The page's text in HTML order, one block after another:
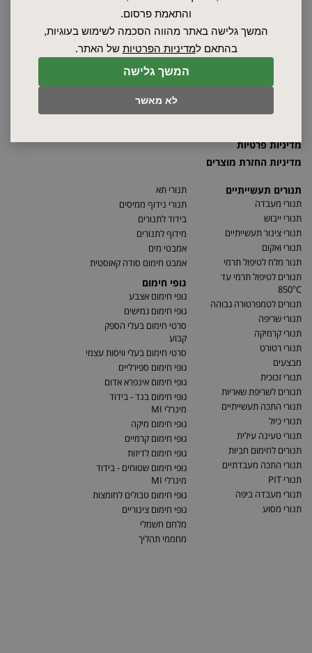
המשך גלישה
לא מאשר
והתאמת פרסום.
המשך גלישה באתר מהווה הסכמה לשימוש בעוגיות,
בהתאם למדיניות הפרטיות של האתר.
סרטונים
מפת האתר
מדיניות פרטיות
מדיניות החזרת מוצרים
תנורים תעשייתיים
תנורי מעבדה
תנורי ייבוש
תנורי צינור תעשייתיים
תנורי ואקום
תנור מלח לטיפול תרמי
תנורים לטיפול תרמי עד
850°C
תנורים לטמפרטורה גבוהה
תנורי שריפה
תנורי קרמיקה
תנורי רטורט
מבצעים
תנורי זכוכית
תנורים לשריפת שאריות
תנורי התכה תעשייתיים
תנורי כיול
תנורי טעינה עילית
תנורים לחימום חביות
תנורי התכה מעבדתיים
תנורי PIT
תנורי מעבדה ביפה
תנורי מסוע
תנורי תא
תנורי נידוף ממיסים
בידוד לתנורים
מידוף לתנורים
אמבטי מים
אמבט חימום סודה קאוסטית
גופי חימום
גופי חימום אצבע
גופי חימום גמישים
סרטי חימום בעלי הספק
קבוע
סרטי חימום בעלי וויסות עצמי
גופי חימום ספירליים
גופי חימום אינפרא אדום
גופי חימום בנד - בידוד
מינרלי MI
גופי חימום מיקה
גופי חימום קרמיים
גופי חימום לדיזות
גופי חימום שטוחים - בידוד
מינרלי MI
גופי חימום טבולים לחומצות
גופי חימום צינוריים
מלחם חשמלי
מחממי תהליך